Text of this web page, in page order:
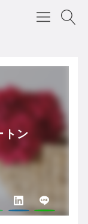
ン